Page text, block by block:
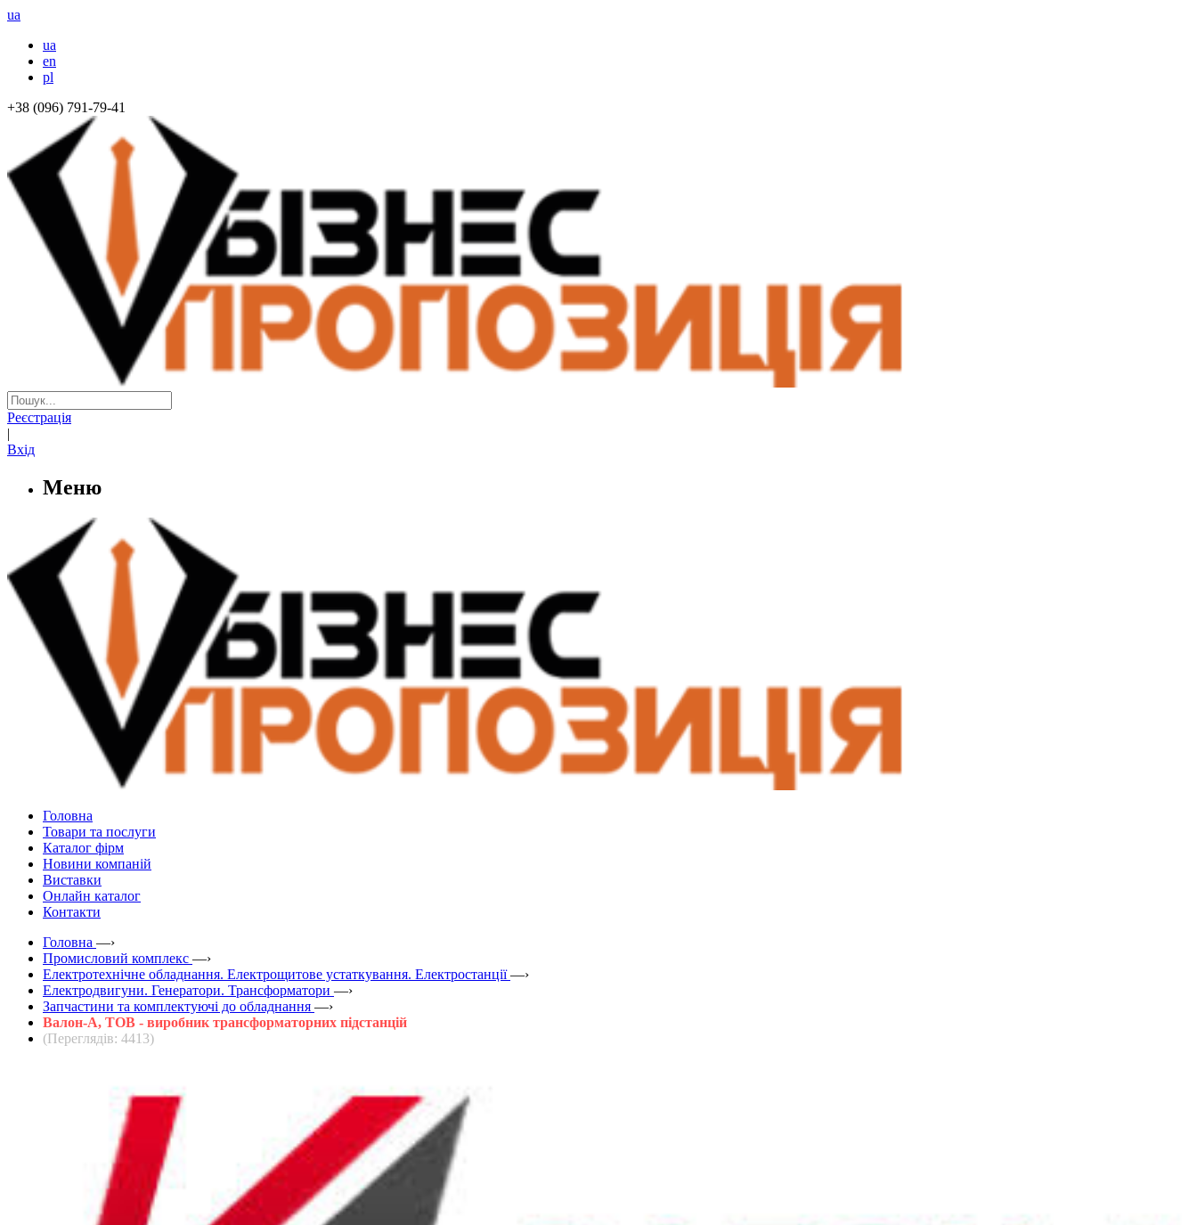
ua
ua
en
pl
+38 (096) 791-79-41
Реєстрація
|
Вхід
Меню
Головна
Товари та послуги
Каталог фірм
Новини компаній
Виставки
Онлайн каталог
Контакти
Головна —›
Промисловий комплекс —›
Електротехнічне обладнання. Електрощитове устаткування. Електростанції —›
Електродвигуни. Генератори. Трансформатори —›
Запчастини та комплектуючі до обладнання —›
Валон-А, ТОВ - виробник трансформаторних підстанцій
(Переглядів: 4413)